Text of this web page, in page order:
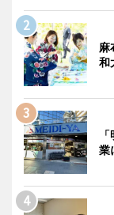
麻
和
業